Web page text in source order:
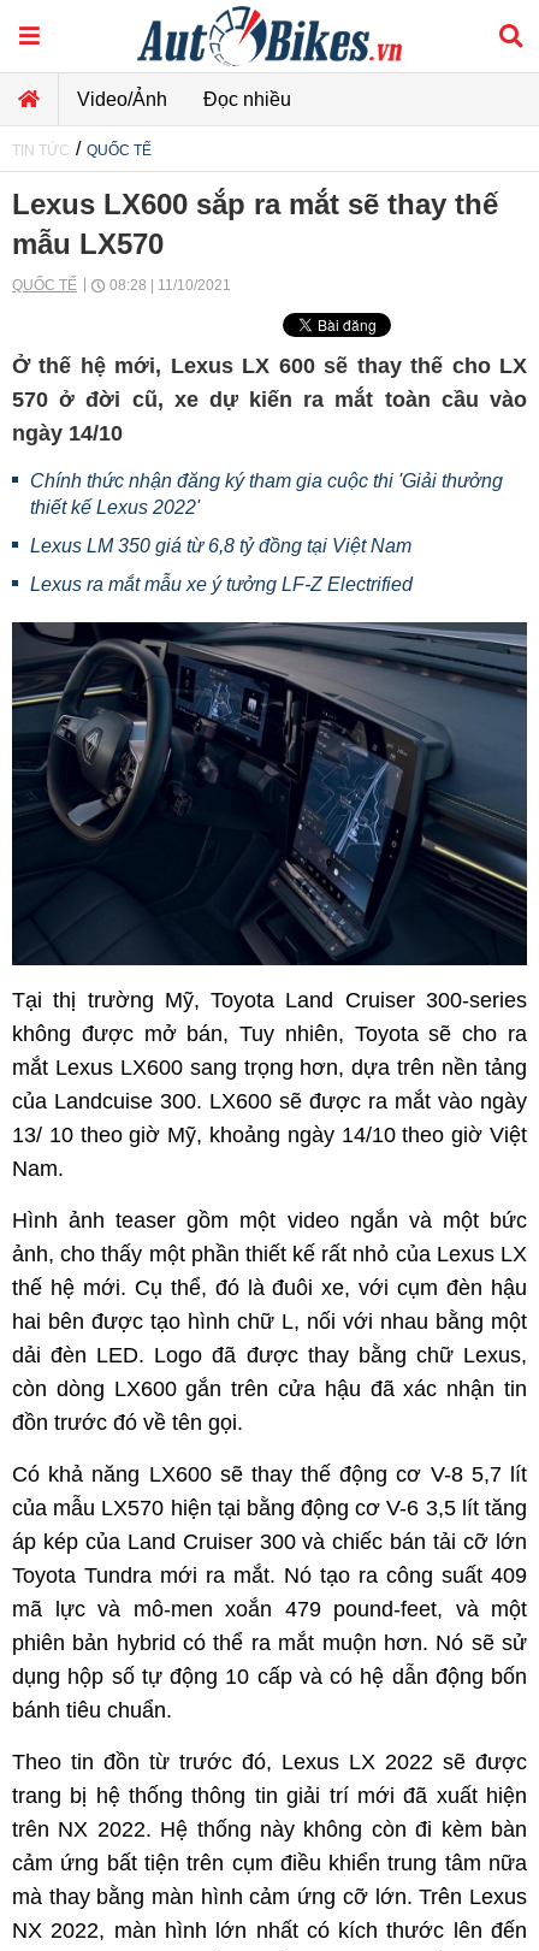
Video/Ảnh Đọc nhiều
TIN TỨC / QUỐC TẾ
Lexus LX600 sắp ra mắt sẽ thay thế
mẫu LX570
QUỐC TẾ 08:28 | 11/10/2021
Ở thế hệ mới, Lexus LX 600 sẽ thay thế cho LX
570 ở đời cũ, xe dự kiến ra mắt toàn cầu vào
ngày 14/10
Chính thức nhận đăng ký tham gia cuộc thi 'Giải thưởng
thiết kế Lexus 2022'
Lexus LM 350 giá từ 6,8 tỷ đồng tại Việt Nam
Lexus ra mắt mẫu xe ý tưởng LF-Z Electrified
Tại thị trường Mỹ, Toyota Land Cruiser 300-series
không được mở bán, Tuy nhiên, Toyota sẽ cho ra
mắt Lexus LX600 sang trọng hơn, dựa trên nền tảng
của Landcuise 300. LX600 sẽ được ra mắt vào ngày
13/ 10 theo giờ Mỹ, khoảng ngày 14/10 theo giờ Việt
Nam.
Hình ảnh teaser gồm một video ngắn và một bức
ảnh, cho thấy một phần thiết kế rất nhỏ của Lexus LX
thế hệ mới. Cụ thể, đó là đuôi xe, với cụm đèn hậu
hai bên được tạo hình chữ L, nối với nhau bằng một
dải đèn LED. Logo đã được thay bằng chữ Lexus,
còn dòng LX600 gắn trên cửa hậu đã xác nhận tin
đồn trước đó về tên gọi.
Có khả năng LX600 sẽ thay thế động cơ V-8 5,7 lít
của mẫu LX570 hiện tại bằng động cơ V-6 3,5 lít tăng
áp kép của Land Cruiser 300 và chiếc bán tải cỡ lớn
Toyota Tundra mới ra mắt. Nó tạo ra công suất 409
mã lực và mô-men xoắn 479 pound-feet, và một
phiên bản hybrid có thể ra mắt muộn hơn. Nó sẽ sử
dụng hộp số tự động 10 cấp và có hệ dẫn động bốn
bánh tiêu chuẩn.
Theo tin đồn từ trước đó, Lexus LX 2022 sẽ được
trang bị hệ thống thông tin giải trí mới đã xuất hiện
trên NX 2022. Hệ thống này không còn đi kèm bàn
cảm ứng bất tiện trên cụm điều khiển trung tâm nữa
mà thay bằng màn hình cảm ứng cỡ lớn. Trên Lexus
NX 2022, màn hình lớn nhất có kích thước lên đến